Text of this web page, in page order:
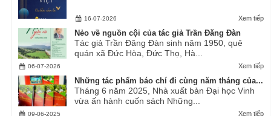
Xem tiếp
16-07-2026
Nẻo về nguồn cội của tác giả Trần Đăng Đàn
Tác giả Trần Đăng Đàn sinh năm 1950, quê
quán xã Đức Hòa, Đức Thọ, Hà...
Xem tiếp
06-07-2026
Những tác phẩm báo chí đi cùng năm tháng của...
Tháng 6 năm 2025, Nhà xuất bản Đại học Vinh
vừa ấn hành cuốn sách Những...
Xem tiếp
09-06-2025